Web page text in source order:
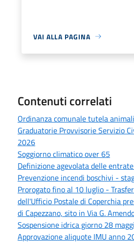
VAI ALLA PAGINA
Contenuti correlati
Ordinanza comunale tutela
Graduatorie Provvisorie Servizio
2026
Soggiorno climatico over 65
Definizione agevolata delle
Prevenzione incendi boschivi -
Prorogato fino al 10 luglio -
dell'Ufficio Postale di Coperchia
di Capezzano, sito in Via G.
Sospensione idrica giorno 28
Approvazione aliquote IMU anno